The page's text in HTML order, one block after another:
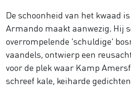
De schoonheid van het kwaad
Armando maakt aanwezig. Hij
overrompelende ‘schuldige’
vaandels, ontwierp een
voor de plek waar Kamp
schreef kale, keiharde